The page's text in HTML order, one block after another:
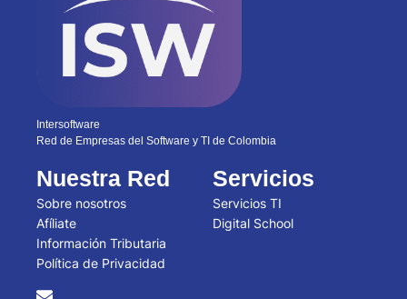
Intersoftware
Red de Empresas del Software y TI de Colombia
Nuestra Red
Sobre nosotros
Afíliate
Información Tributaria
Política de Privacidad
Servicios
Servicios TI
Digital School